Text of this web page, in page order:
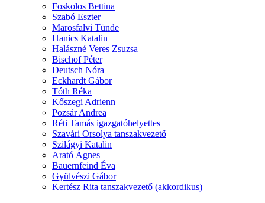
Foskolos Bettina
Szabó Eszter
Marosfalvi Tünde
Hanics Katalin
Halászné Veres Zsuzsa
Bischof Péter
Deutsch Nóra
Eckhardt Gábor
Tóth Réka
Kőszegi Adrienn
Pozsár Andrea
Réti Tamás igazgatóhelyettes
Szavári Orsolya tanszakvezető
Szilágyi Katalin
Arató Ágnes
Bauernfeind Éva
Gyülvészi Gábor
Kertész Rita tanszakvezető (akkordikus)